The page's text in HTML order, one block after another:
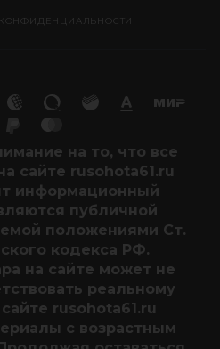
на то, что все
сайте rusohota61.ru
информационный
публичной
положениями Ст.
кодекса РФ.
на сайте может не
реальному
rusohota61.ru
с возрастным